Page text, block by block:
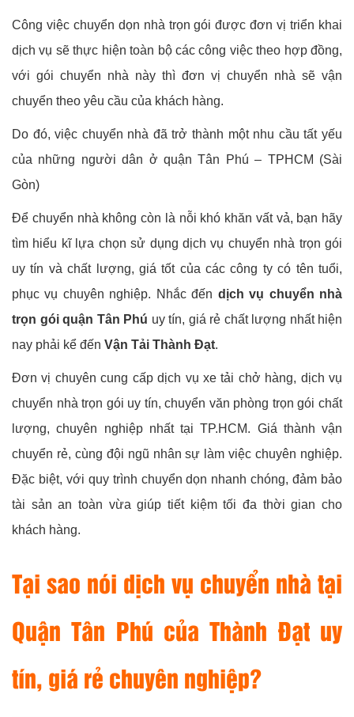
Công việc chuyển dọn nhà trọn gói được đơn vị triển khai
dịch vụ sẽ thực hiện toàn bộ các công việc theo hợp đồng,
với gói chuyển nhà này thì đơn vị chuyển nhà sẽ vận
chuyển theo yêu cầu của khách hàng.
Do đó, việc chuyển nhà đã trở thành một nhu cầu tất yếu
của những người dân ở quận Tân Phú – TPHCM (Sài
Gòn)
Để chuyển nhà không còn là nỗi khó khăn vất vả, bạn hãy
tìm hiểu kĩ lựa chọn sử dụng dịch vụ chuyển nhà trọn gói
uy tín và chất lượng, giá tốt của các công ty có tên tuổi,
phục vụ chuyên nghiệp. Nhắc đến dịch vụ chuyển nhà
trọn gói quận Tân Phú uy tín, giá rẻ chất lượng nhất hiện
nay phải kể đến Vận Tải Thành Đạt.
Đơn vị chuyên cung cấp dịch vụ xe tải chở hàng, dịch vụ
chuyển nhà trọn gói uy tín, chuyển văn phòng trọn gói chất
lượng, chuyên nghiệp nhất tại TP.HCM. Giá thành vận
chuyển rẻ, cùng đội ngũ nhân sự làm việc chuyên nghiệp.
Đặc biệt, với quy trình chuyển dọn nhanh chóng, đảm bảo
tài sản an toàn vừa giúp tiết kiệm tối đa thời gian cho
khách hàng.
Tại sao nói dịch vụ chuyển nhà tại
Quận Tân Phú của Thành Đạt uy
tín, giá rẻ chuyên nghiệp?